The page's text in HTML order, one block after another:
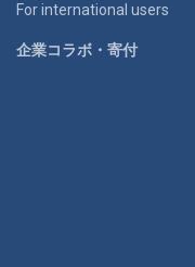
For international users
企業コラボ・寄付